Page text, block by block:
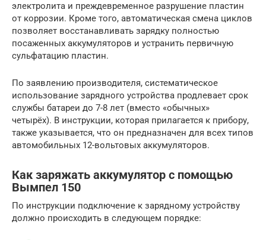
электролита и преждевременное разрушение пластин
от коррозии. Кроме того, автоматическая смена циклов
позволяет восстанавливать зарядку полностью
посаженных аккумуляторов и устранить первичную
сульфатацию пластин.
По заявлению производителя, систематическое
использование зарядного устройства продлевает срок
службы батареи до 7-8 лет (вместо «обычных»
четырёх). В инструкции, которая прилагается к прибору,
также указывается, что он предназначен для всех типов
автомобильных 12-вольтовых аккумуляторов.
Как заряжать аккумулятор с помощью
Вымпел 150
По инструкции подключение к зарядному устройству
должно происходить в следующем порядке: